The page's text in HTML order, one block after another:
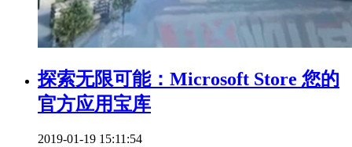
探索无限可能：Microsoft Store 您的
官方应用宝库
2019-01-19 15:11:54